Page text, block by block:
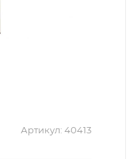
Артикул: 40413